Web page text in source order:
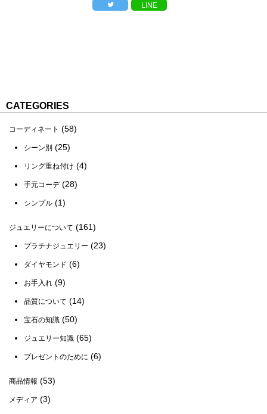
LINE
CATEGORIES
コーディネート (58)
シーン別 (25)
リング重ね付け (4)
手元コーデ(28)
シンプル (1)
ジュエリーについて (161)
プラチナジュエリー (23)
ダイヤモンド (6)
お手入れ (9)
品質について (14)
宝石の知識 (50)
ジュエリー知識 (65)
プレゼントのために (6)
商品情報 (53)
メディア (3)